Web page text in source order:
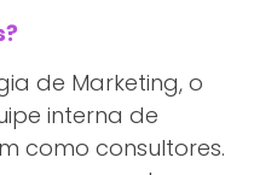
de Marketing, o
interna de
como consultores.